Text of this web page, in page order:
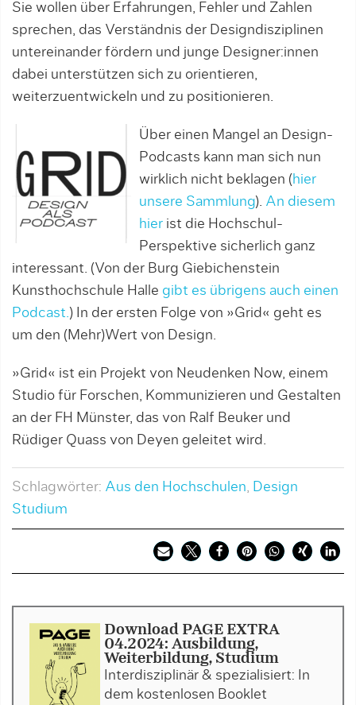
Sie wollen über Erfahrungen, Fehler und Zahlen
sprechen, das Verständnis der Designdisziplinen
untereinander fördern und junge Designer:innen
dabei unterstützen sich zu orientieren,
weiterzuentwickeln und zu positionieren.
Über einen Mangel an Design-
Podcasts kann man sich nun
wirklich nicht beklagen (hier
unsere Sammlung). An diesem
hier ist die Hochschul-
Perspektive sicherlich ganz
interessant. (Von der Burg Giebichenstein
Kunsthochschule Halle gibt es übrigens auch einen
Podcast.) In der ersten Folge von »Grid« geht es
um den (Mehr)Wert von Design.
»Grid« ist ein Projekt von Neudenken Now, einem
Studio für Forschen, Kommunizieren und Gestalten
an der FH Münster, das von Ralf Beuker und
Rüdiger Quass von Deyen geleitet wird.
Schlagwörter: Aus den Hochschulen, Design
Studium
Download PAGE EXTRA
04.2024: Ausbildung,
Weiterbildung, Studium
Interdisziplinär & spezialisiert: In
dem kostenlosen Booklet